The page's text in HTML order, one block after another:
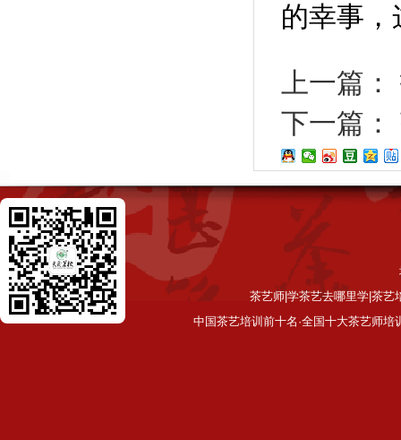
的幸事
上一篇：
下一篇：
茶艺师|学茶艺去哪里学|茶艺
中国茶艺培训前十名·全国十大茶艺师培